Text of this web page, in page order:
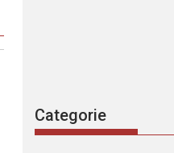
Categorie